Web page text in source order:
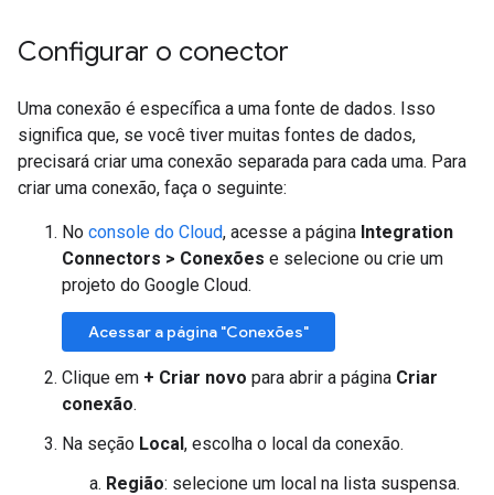
Configurar o conector
Uma conexão é específica a uma fonte de dados. Isso
significa que, se você tiver muitas fontes de dados,
precisará criar uma conexão separada para cada uma. Para
criar uma conexão, faça o seguinte:
No console do Cloud, acesse a página Integration
Connectors > Conexões e selecione ou crie um
projeto do Google Cloud.
Acessar a página "Conexões"
Clique em + Criar novo para abrir a página Criar
conexão.
Na seção Local, escolha o local da conexão.
Região: selecione um local na lista suspensa.